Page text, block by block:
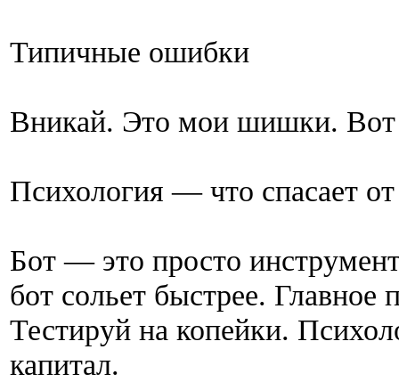
Типичные ошибки
Вникай. Это мои шишки. Вот
Психология — что спасает от
Бот — это просто
бот сольет быстрее. Главное
Тестируй на копейки.
капитал.